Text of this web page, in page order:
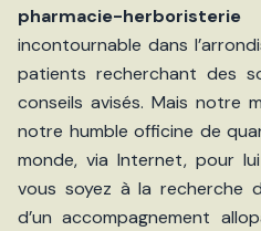
pharmacie-herboristerie
incontournable dans
patients recherchant des
conseils avisés. Mais notre
notre humble officine de
monde, via Internet, pour
vous soyez à la recherche
d’un accompagnement